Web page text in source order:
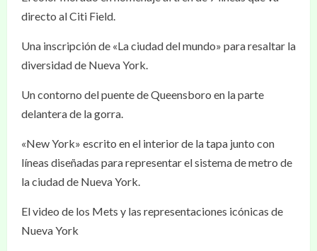
directo al Citi Field.
Una inscripción de «La ciudad del mundo» para resaltar la
diversidad de Nueva York.
Un contorno del puente de Queensboro en la parte
delantera de la gorra.
«New York» escrito en el interior de la tapa junto con
líneas diseñadas para representar el sistema de metro de
la ciudad de Nueva York.
El video de los Mets y las representaciones icónicas de
Nueva York